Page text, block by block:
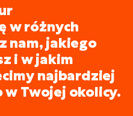
w różnych
nam, jakiego
i w jakim
najbardziej
Twojej okolicy.